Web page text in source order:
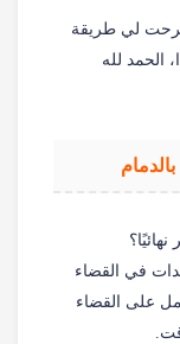
لي طريقة
الحمد لله
في القضاء
على القضاء